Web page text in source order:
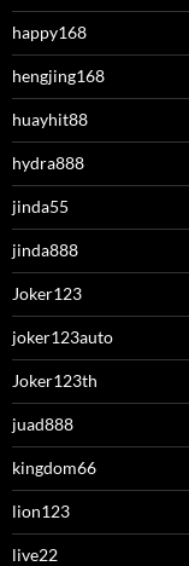
happy168
hengjing168
huayhit88
hydra888
jinda55
jinda888
Joker123
joker123auto
Joker123th
juad888
kingdom66
lion123
live22